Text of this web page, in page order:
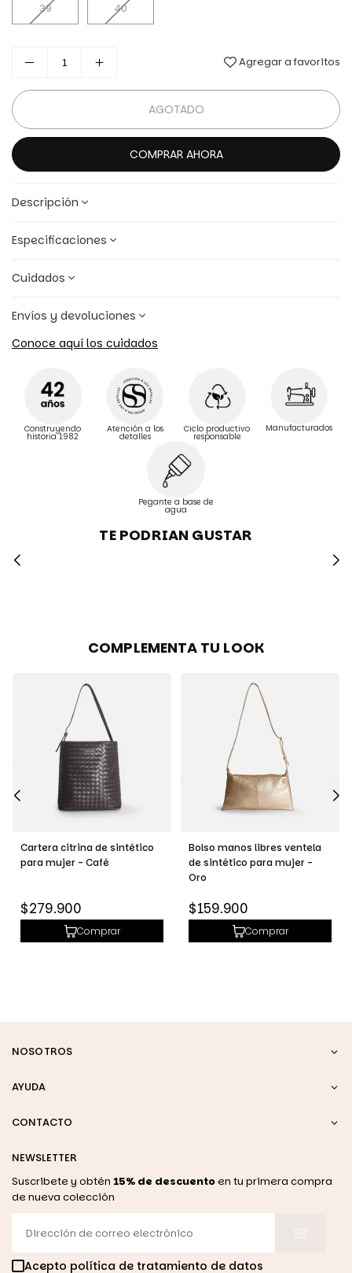
39 40
Agregar a favoritos
AGOTADO
COMPRAR AHORA
Descripción
Especificaciones
Cuidados
Envíos y devoluciones
Conoce aquí los cuidados
Construyendo
historia 1982
Atención a los
detalles
Ciclo productivo
responsable
Manufacturados
Pegante a base de
agua
TE PODRIAN GUSTAR
COMPLEMENTA TU LOOK
Cartera citrina de sintético
para mujer - Café
Precio
habitual
$279.900
Comprar
Bolso manos libres ventela
de sintético para mujer -
Oro
Precio
habitual
$159.900
Comprar
NOSOTROS
AYUDA
CONTACTO
NEWSLETTER
Suscribete y obtén 15% de descuentoen tu primera compra
de nueva colección
Acepto política de tratamiento de datos